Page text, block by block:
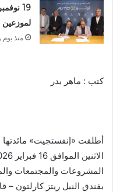
19
منذ يوم
كتب : ماهر بدر
أطلقت «إنفستجيت» مائدتها
المشروعات والمجتمعات
بفندق النيل ريتز كارلتون –